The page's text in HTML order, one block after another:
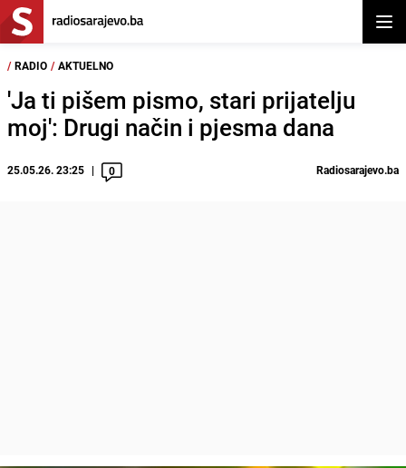
/ RADIO / AKTUELNO
'Ja ti pišem pismo, stari prijatelju
moj': Drugi način i pjesma dana
25.05.26. 23:25 0 Radiosarajevo.ba